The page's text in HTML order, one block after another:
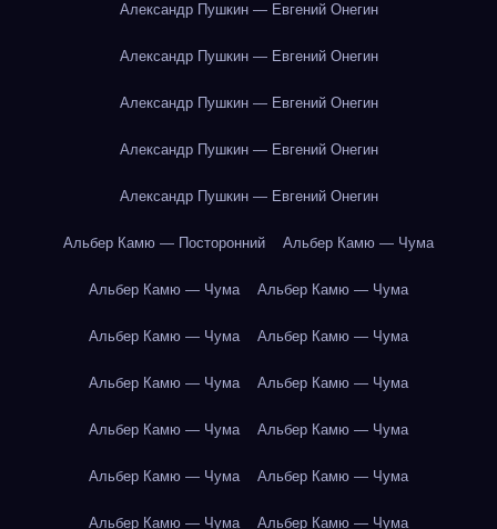
Александр Пушкин — Евгений Онегин
Александр Пушкин — Евгений Онегин
Александр Пушкин — Евгений Онегин
Александр Пушкин — Евгений Онегин
Александр Пушкин — Евгений Онегин
Альбер Камю — Посторонний Альбер Камю — Чума
Альбер Камю — Чума Альбер Камю — Чума
Альбер Камю — Чума Альбер Камю — Чума
Альбер Камю — Чума Альбер Камю — Чума
Альбер Камю — Чума Альбер Камю — Чума
Альбер Камю — Чума Альбер Камю — Чума
Альбер Камю — Чума Альбер Камю — Чума